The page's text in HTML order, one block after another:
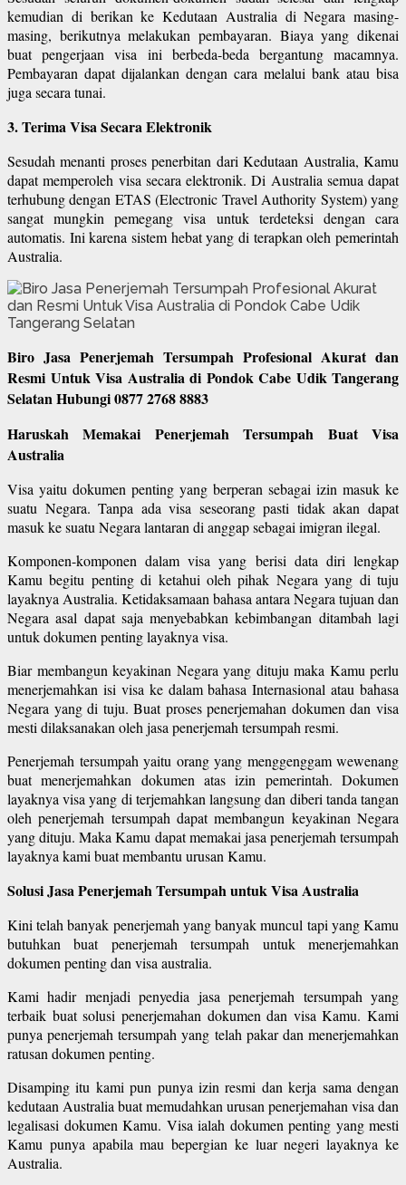
kemudian di berikan ke Kedutaan Australia di Negara masing-
masing, berikutnya melakukan pembayaran. Biaya yang dikenai
buat pengerjaan visa ini berbeda-beda bergantung macamnya.
Pembayaran dapat dijalankan dengan cara melalui bank atau bisa
juga secara tunai.
3. Terima Visa Secara Elektronik
Sesudah menanti proses penerbitan dari Kedutaan Australia, Kamu
dapat memperoleh visa secara elektronik. Di Australia semua dapat
terhubung dengan ETAS (Electronic Travel Authority System) yang
sangat mungkin pemegang visa untuk terdeteksi dengan cara
automatis. Ini karena sistem hebat yang di terapkan oleh pemerintah
Australia.
Biro Jasa Penerjemah Tersumpah Profesional Akurat dan
Resmi Untuk Visa Australia di Pondok Cabe Udik Tangerang
Selatan Hubungi 0877 2768 8883
Haruskah Memakai Penerjemah Tersumpah Buat Visa
Australia
Visa yaitu dokumen penting yang berperan sebagai izin masuk ke
suatu Negara. Tanpa ada visa seseorang pasti tidak akan dapat
masuk ke suatu Negara lantaran di anggap sebagai imigran ilegal.
Komponen-komponen dalam visa yang berisi data diri lengkap
Kamu begitu penting di ketahui oleh pihak Negara yang di tuju
layaknya Australia. Ketidaksamaan bahasa antara Negara tujuan dan
Negara asal dapat saja menyebabkan kebimbangan ditambah lagi
untuk dokumen penting layaknya visa.
Biar membangun keyakinan Negara yang dituju maka Kamu perlu
menerjemahkan isi visa ke dalam bahasa Internasional atau bahasa
Negara yang di tuju. Buat proses penerjemahan dokumen dan visa
mesti dilaksanakan oleh jasa penerjemah tersumpah resmi.
Penerjemah tersumpah yaitu orang yang menggenggam wewenang
buat menerjemahkan dokumen atas izin pemerintah. Dokumen
layaknya visa yang di terjemahkan langsung dan diberi tanda tangan
oleh penerjemah tersumpah dapat membangun keyakinan Negara
yang dituju. Maka Kamu dapat memakai jasa penerjemah tersumpah
layaknya kami buat membantu urusan Kamu.
Solusi Jasa Penerjemah Tersumpah untuk Visa Australia
Kini telah banyak penerjemah yang banyak muncul tapi yang Kamu
butuhkan buat penerjemah tersumpah untuk menerjemahkan
dokumen penting dan visa australia.
Kami hadir menjadi penyedia jasa penerjemah tersumpah yang
terbaik buat solusi penerjemahan dokumen dan visa Kamu. Kami
punya penerjemah tersumpah yang telah pakar dan menerjemahkan
ratusan dokumen penting.
Disamping itu kami pun punya izin resmi dan kerja sama dengan
kedutaan Australia buat memudahkan urusan penerjemahan visa dan
legalisasi dokumen Kamu. Visa ialah dokumen penting yang mesti
Kamu punya apabila mau bepergian ke luar negeri layaknya ke
Australia.